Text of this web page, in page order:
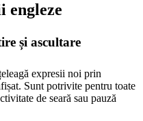
engleze
și ascultare
expresii noi prin
Sunt potrivite pentru toate
de seară sau pauză